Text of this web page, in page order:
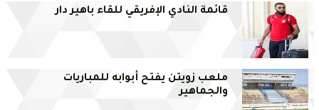
قائمة النادي الإفريقي للقاء باهير دار
ملعب زويتن يفتح أبوابه للمباريات
والجماهير